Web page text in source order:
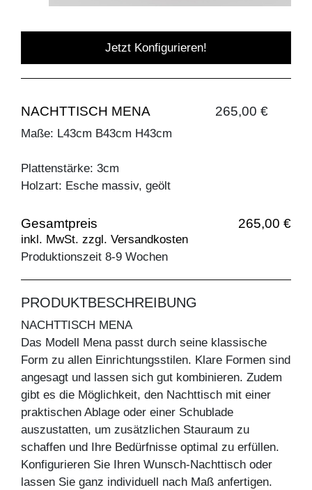
Jetzt Konfigurieren!
NACHTTISCH MENA 265,00 €
Maße: L43cm B43cm H43cm
Plattenstärke: 3cm
Holzart: Esche massiv, geölt
Gesamtpreis 265,00 €
inkl. MwSt. zzgl. Versandkosten
Produktionszeit 8-9 Wochen
PRODUKTBESCHREIBUNG
NACHTTISCH MENA
Das Modell Mena passt durch seine klassische
Form zu allen Einrichtungsstilen. Klare Formen sind
angesagt und lassen sich gut kombinieren. Zudem
gibt es die Möglichkeit, den Nachttisch mit einer
praktischen Ablage oder einer Schublade
auszustatten, um zusätzlichen Stauraum zu
schaffen und Ihre Bedürfnisse optimal zu erfüllen.
Konfigurieren Sie Ihren Wunsch-Nachttisch oder
lassen Sie ganz individuell nach Maß anfertigen.